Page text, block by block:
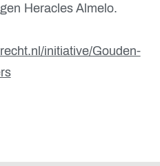
Heracles Almelo.
initiative/Gouden-